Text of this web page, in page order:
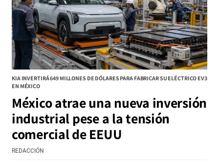
KIA INVERTIRÁ 649 MILLONES DE DÓLARES PARA FABRICAR SU ELÉCTRICO EV3
EN MÉXICO
México atrae una nueva inversión
industrial pese a la tensión
comercial de EEUU
REDACCIÓN